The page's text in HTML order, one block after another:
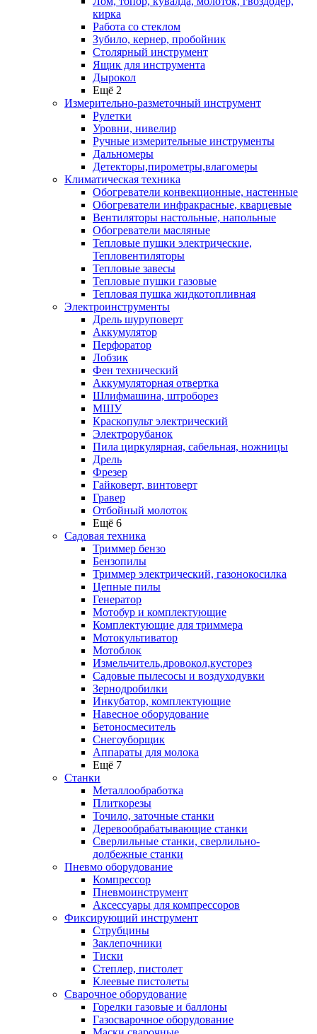
кирка
Работа со стеклом
Зубило, кернер, пробойник
Столярный инструмент
Ящик для инструмента
Дырокол
Ещё 2
Измерительно-разметочный инструмент
Рулетки
Уровни, нивелир
Ручные измерительные инструменты
Дальномеры
Детекторы,пирометры,влагомеры
Климатическая техника
Обогреватели конвекционные, настенные
Обогреватели инфракрасные, кварцевые
Вентиляторы настольные, напольные
Обогреватели масляные
Тепловые пушки электрические,
Тепловентиляторы
Тепловые завесы
Тепловые пушки газовые
Тепловая пушка жидкотопливная
Электроинструменты
Дрель шуруповерт
Аккумулятор
Перфоратор
Лобзик
Фен технический
Аккумуляторная отвертка
Шлифмашина, штроборез
МШУ
Краскопульт электрический
Электрорубанок
Пила циркулярная, сабельная, ножницы
Дрель
Фрезер
Гайковерт, винтоверт
Гравер
Отбойный молоток
Ещё 6
Садовая техника
Триммер бензо
Бензопилы
Триммер электрический, газонокосилка
Цепные пилы
Генератор
Мотобур и комплектующие
Комплектующие для триммера
Мотокультиватор
Мотоблок
Измельчитель,дровокол,кусторез
Садовые пылесосы и воздуходувки
Зернодробилки
Инкубатор, комплектующие
Навесное оборудование
Бетоносмеситель
Снегоуборщик
Аппараты для молока
Ещё 7
Станки
Металлообработка
Плиткорезы
Точило, заточные станки
Деревообрабатывающие станки
Сверлильные станки, сверлильно-
долбежные станки
Пневмо оборудование
Компрессор
Пневмоинструмент
Аксессуары для компрессоров
Фиксирующий инструмент
Струбцины
Заклепочники
Тиски
Степлер, пистолет
Клеевые пистолеты
Сварочное оборудование
Горелки газовые и баллоны
Газосварочное оборудование